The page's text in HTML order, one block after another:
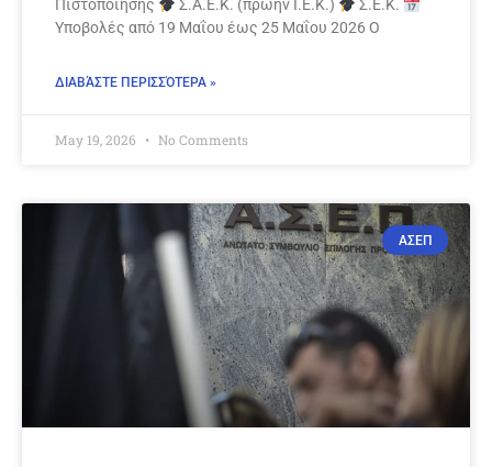
Πιστοποίησης
Σ.Α.Ε.Κ. (πρώην Ι.Ε.Κ.)
Σ.Ε.Κ.
Υποβολές από 19 Μαΐου έως 25 Μαΐου 2026 Ο
ΔΙΑΒΆΣΤΕ ΠΕΡΙΣΣΌΤΕΡΑ »
May 19, 2026 No Comments
ΑΣΕΠ